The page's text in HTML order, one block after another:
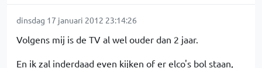
dinsdag 17 januari 2012 23:14:26
Volgens mij is de TV al wel ouder dan 2 jaar.
En ik zal inderdaad even kijken of er elco's bol staan,